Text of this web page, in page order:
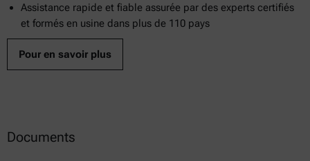
Assistance rapide et fiable assurée par des experts certifiés
et formés en usine dans plus de 110 pays
Pour en savoir plus
Documents